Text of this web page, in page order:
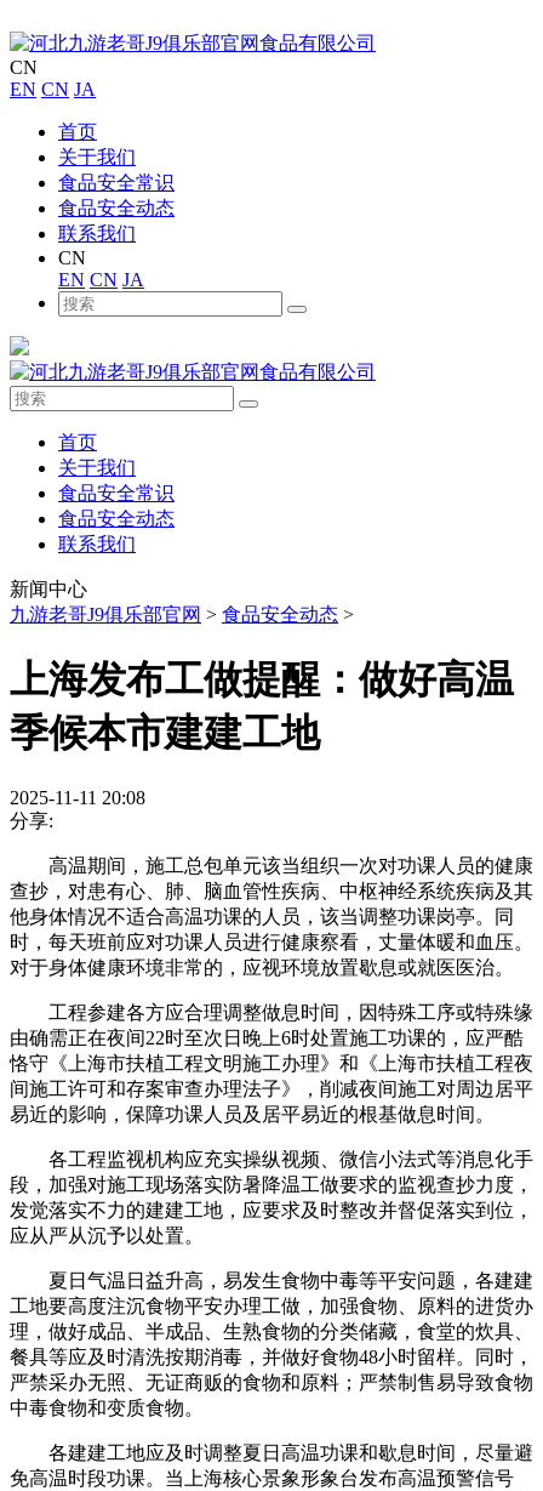
CN
EN CN JA
首页
关于我们
食品安全常识
食品安全动态
联系我们
CN
EN CN JA
首页
关于我们
食品安全常识
食品安全动态
联系我们
新闻中心
九游老哥J9俱乐部官网 > 食品安全动态 >
上海发布工做提醒：做好高温
季候本市建建工地
2025-11-11 20:08
分享:
高温期间，施工总包单元该当组织一次对功课人员的健康
查抄，对患有心、肺、脑血管性疾病、中枢神经系统疾病及其
他身体情况不适合高温功课的人员，该当调整功课岗亭。同
时，每天班前应对功课人员进行健康察看，丈量体暖和血压。
对于身体健康环境非常的，应视环境放置歇息或就医医治。
工程参建各方应合理调整做息时间，因特殊工序或特殊缘
由确需正在夜间22时至次日晚上6时处置施工功课的，应严酷
恪守《上海市扶植工程文明施工办理》和《上海市扶植工程夜
间施工许可和存案审查办理法子》，削减夜间施工对周边居平
易近的影响，保障功课人员及居平易近的根基做息时间。
各工程监视机构应充实操纵视频、微信小法式等消息化手
段，加强对施工现场落实防暑降温工做要求的监视查抄力度，
发觉落实不力的建建工地，应要求及时整改并督促落实到位，
应从严从沉予以处置。
夏日气温日益升高，易发生食物中毒等平安问题，各建建
工地要高度注沉食物平安办理工做，加强食物、原料的进货办
理，做好成品、半成品、生熟食物的分类储藏，食堂的炊具、
餐具等应及时清洗按期消毒，并做好食物48小时留样。同时，
严禁采办无照、无证商贩的食物和原料；严禁制售易导致食物
中毒食物和变质食物。
各建建工地应及时调整夏日高温功课和歇息时间，尽量避
免高温时段功课。当上海核心景象形象台发布高温预警信号